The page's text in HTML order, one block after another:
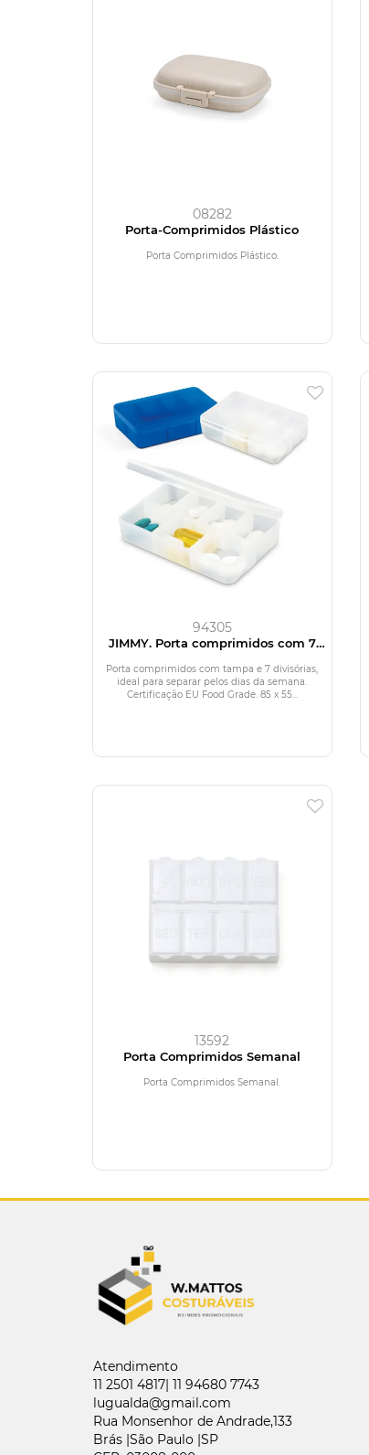
08282
Porta-Comprimidos Plástico
Porta Comprimidos Plástico.
94305
JIMMY. Porta comprimidos com 7
Porta comprimidos com tampa e 7 divisórias,
ideal para separar pelos dias da semana.
Certificação EU Food Grade. 85 x 55...
13592
Porta Comprimidos Semanal
Porta Comprimidos Semanal.
Atendimento
11 2501 4817| 11 94680 7743
lugualda@gmail.com
Rua Monsenhor de Andrade,133
Brás |São Paulo |SP